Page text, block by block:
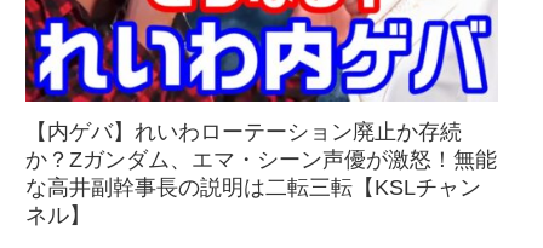
【内ゲバ】れいわローテーション廃止か存続
か？Zガンダム、エマ・シーン声優が激怒！無能
な高井副幹事長の説明は二転三転【KSLチャン
ネル】